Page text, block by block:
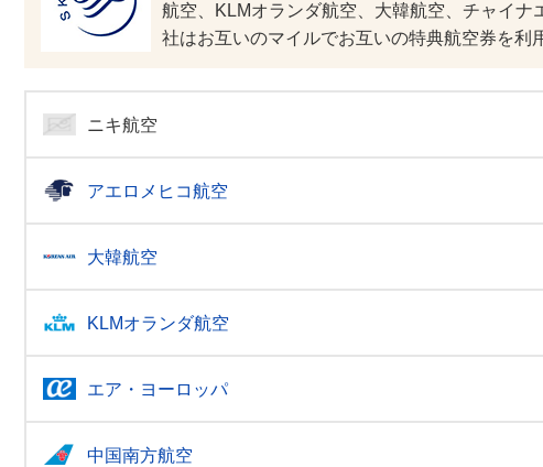
航空、KLMオランダ航空、大韓航空、チャイ
社はお互いのマイルでお互いの特典航空券を利
ニキ航空
アエロメヒコ航空
大韓航空
KLMオランダ航空
エア・ヨーロッパ
中国南方航空